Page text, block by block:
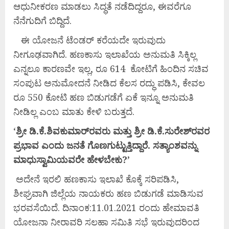
ಆಧುನೀಕರಣ ಮಾಡಲು ಸಿದ್ಧತೆ ನಡೆದಿದ್ದರೂ, ಈವರೆಗೂ
ನೆನೆಗುದಿಗೆ ಬಿದ್ದಿದೆ.
ಈ ಯೋಜನೆ ಟೆಂಡರ್ ಕರೆಯದೇ ಇರುವುದು
ನೀಗೂಢವಾಗಿದೆ. ಹಣಕಾಸು ಇಲಾಖೆಯ ಅನುಮತಿ ಸಿಕ್ಕಿಲ್ಲ
ಎನ್ನಲೂ ಕಾರಣವೇ ಇಲ್ಲ, ರೂ 614 ಕೋಟಿಗೆ ಹಿಂದಿನ ಸಚಿವ
ಸಂಪುಟ ಅನುಮೋದನೆ ನೀಡಿದ ಕೆಲಸ ರದ್ಧು ಪಡಿಸಿ, ಕೇವಲ
ರೂ 550 ಕೋಟಿ ಹಣ ಬಿಡುಗಡೆಗೆ ಏಕೆ ಇನ್ನೂ ಅನುಮತಿ
ನೀಡಿಲ್ಲ ಎಂಬ ಮಾತು ಕೇಳಿ ಬರುತ್ತದೆ.
‘ಶ್ರೀ ಡಿ.ಕೆ.ಶಿವಕುಮಾರ್‌ರವರು ಮತ್ತು ಶ್ರೀ ಡಿ.ಕೆ.ಸುರೇಶ್‌ರವರ
ಪ್ರಭಾವ ಎಂದು ಜನತೆ ಗೊಣಗುಟ್ಟುತ್ತಿದ್ದಾರೆ. ಸತ್ಯಾಂಶವನ್ನು
ಮಾಧುಸ್ವಾಮಿಯವರೇ ಹೇಳಬೇಕು?’
ಅದೇನೆ ಇರಲಿ ಹಣಕಾಸು ಇಲಾಖೆ ಕೊಕ್ಕೆ ಸರಿಪಡಿಸಿ,
ಶೀಘ್ರವಾಗಿ ಜಿಲ್ಲೆಯ ನಾಯಕರು ಹಣ ಬಿಡುಗಡೆ ಮಾಡಿಸುವ
ಭರವಸೆಯಿದೆ. ದಿನಾಂಕ:11.01.2021 ರಂದು ಹೇಮಾವತಿ
ಯೋಜನಾ ನೀರಾವರಿ ಸಲಹಾ ಸಮಿತಿ ಸಭೆ ಇರುವುದರಿಂದ